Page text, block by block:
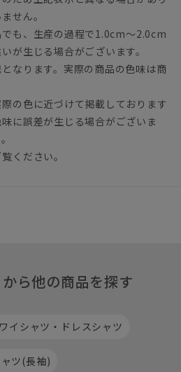
せん。
も、生産の過程で1.0cm～2.0cm
が生じる場合がございます。
なります。実際の商品の色味は商
の色に近づけて掲載しております
に誤差が生じる場合がございま
ください。
ら他の商品を探す
イシャツ・ドレスシャツ
ツ(長袖)